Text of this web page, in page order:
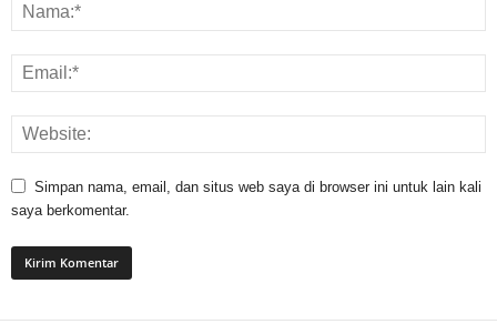
Simpan nama, email, dan situs web saya di browser ini untuk lain kali
saya berkomentar.